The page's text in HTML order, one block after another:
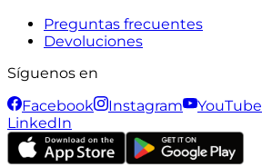
Preguntas frecuentes
Devoluciones
Síguenos en
Facebook
Instagram YouTube
LinkedIn